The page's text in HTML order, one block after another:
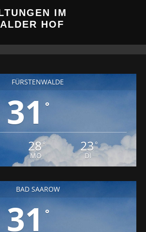
IM
HOF
FÜRSTENWALDE
31 °
28°
MO
23°
DI
BAD SAAROW
31 °